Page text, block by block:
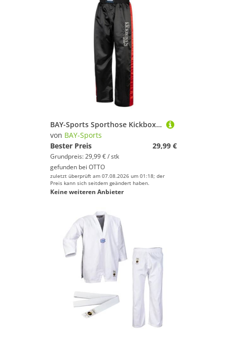
BAY-Sports Sporthose Kickboxhose EDEL STICK Hose lang Kickboxen Kampfsport lange, leichte, locker sitzende Trainingshose, Schwarz/Rot
von BAY-Sports
Bester Preis
29,99 €
Grundpreis: 29,99 € / stk
gefunden bei OTTO
zuletzt überprüft am 07.08.2026 um 01:18; der
Preis kann sich seitdem geändert haben.
Keine weiteren Anbieter